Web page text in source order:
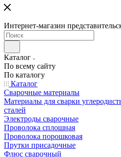
Интернет-магазин
Каталог
По всему сайту
По каталогу
Каталог
Сварочные материалы
Материалы для сварки
сталей
Электроды сварочные
Проволока сплошная
Проволока порошковая
Прутки присадочные
Флюс сварочный